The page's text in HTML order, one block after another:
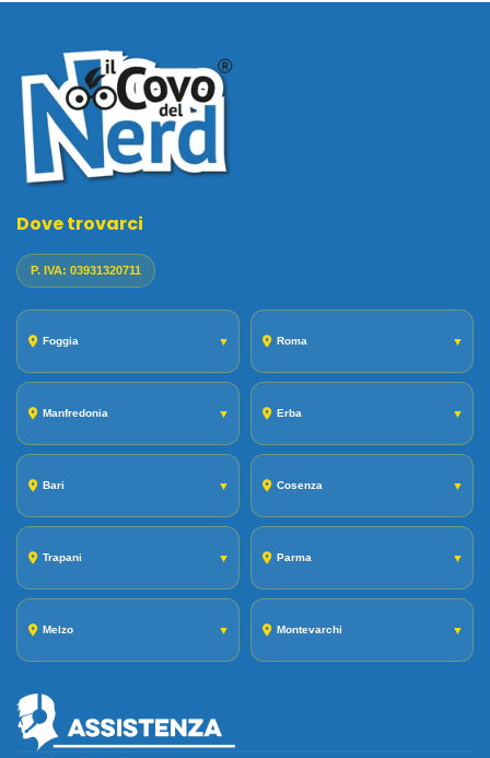
Dove trovarci
P. IVA: 03931320711
Foggia ▼ Roma ▼
Manfredonia ▼ Erba ▼
Bari ▼ Cosenza ▼
Trapani ▼ Parma ▼
Melzo ▼ Montevarchi ▼